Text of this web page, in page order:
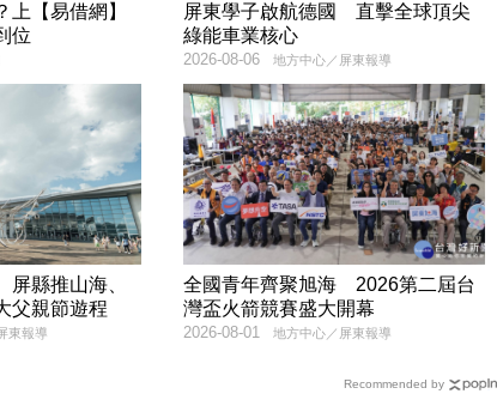
上【易借網】
位
屏東學子啟航德國 直擊全球頂尖
綠能車業核心
地方中心／屏東報導
2026-08-06
縣推山海、
父親節遊程
東報導
全國青年齊聚旭海 2026第二屆台
灣盃火箭競賽盛大開幕
地方中心／屏東報導
2026-08-01
Recommended by